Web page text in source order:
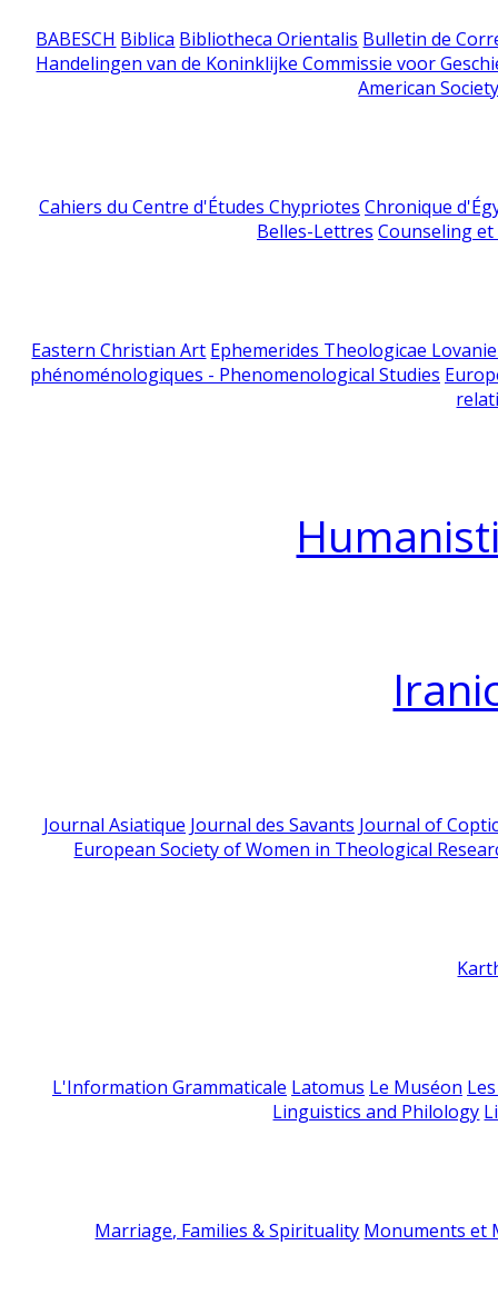
BABESCH Biblica Bibliotheca Orientalis Bulletin de
Handelingen van de Koninklijke Commissie voor
American
Cahiers du Centre d'Études Chypriotes Chronique
Belles-Lettres Counseling
Eastern Christian Art Ephemerides Theologicae
phénoménologiques - Phenomenological Studies
Journal Asiatique Journal des Savants Journal of
European Society of Women in Theological
L'Information Grammaticale Latomus Le Muséon
Linguistics and Philology
Marriage, Families & Spirituality Monuments et